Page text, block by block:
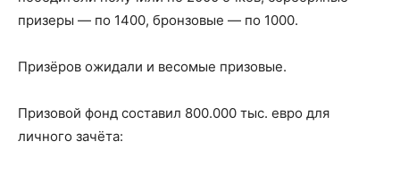
призеры — по 1400, бронзовые — по 1000.
Призёров ожидали и весомые призовые.
Призовой фонд составил 800.000 тыс. евро для
личного зачёта: